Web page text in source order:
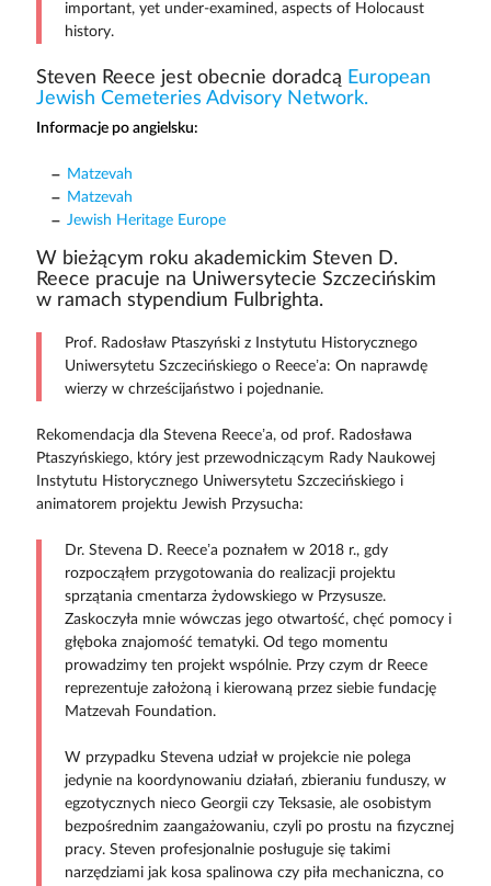
important, yet under-examined, aspects of Holocaust
history.
Steven Reece jest obecnie doradcą European
Jewish Cemeteries Advisory Network.
Informacje po angielsku:
Matzevah
Matzevah
Jewish Heritage Europe
W bieżącym roku akademickim Steven D.
Reece pracuje na Uniwersytecie Szczecińskim
w ramach stypendium Fulbrighta.
Prof. Radosław Ptaszyński z Instytutu Historycznego
Uniwersytetu Szczecińskiego o Reece’a: On naprawdę
wierzy w chrześcijaństwo i pojednanie.
Rekomendacja dla Stevena Reece’a, od prof. Radosława
Ptaszyńskiego, który jest przewodniczącym Rady Naukowej
Instytutu Historycznego Uniwersytetu Szczecińskiego i
animatorem projektu Jewish Przysucha:
Dr. Stevena D. Reece’a poznałem w 2018 r., gdy
rozpocząłem przygotowania do realizacji projektu
sprzątania cmentarza żydowskiego w Przysusze.
Zaskoczyła mnie wówczas jego otwartość, chęć pomocy i
głęboka znajomość tematyki. Od tego momentu
prowadzimy ten projekt wspólnie. Przy czym dr Reece
reprezentuje założoną i kierowaną przez siebie fundację
Matzevah Foundation.
W przypadku Stevena udział w projekcie nie polega
jedynie na koordynowaniu działań, zbieraniu funduszy, w
egzotycznych nieco Georgii czy Teksasie, ale osobistym
bezpośrednim zaangażowaniu, czyli po prostu na fizycznej
pracy. Steven profesjonalnie posługuje się takimi
narzędziami jak kosa spalinowa czy piła mechaniczna, co